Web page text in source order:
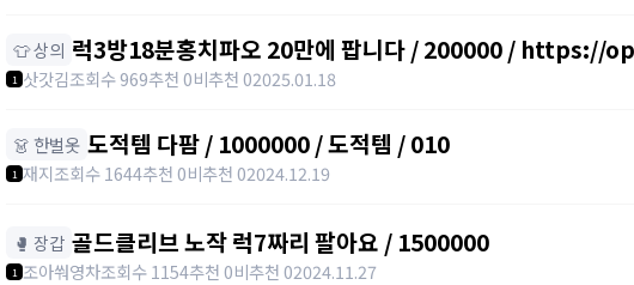
👕 상의 럭3방18분홍치파오 20만에 팝니다 / 200000 /
1 삿갓김조회수 969추천 0비추천 02025.01.18
👗 한벌옷 도적템 다팜 / 1000000 / 도적템 / 010
1 재지조회수 1644추천 0비추천 02024.12.19
🥊 장갑 골드클리브 노작 럭7짜리 팔아요 / 1500000
1 조아쒀영차조회수 1154추천 0비추천 02024.11.27